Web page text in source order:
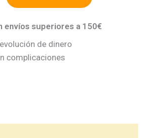
envíos superiores a 150€
de dinero
complicaciones